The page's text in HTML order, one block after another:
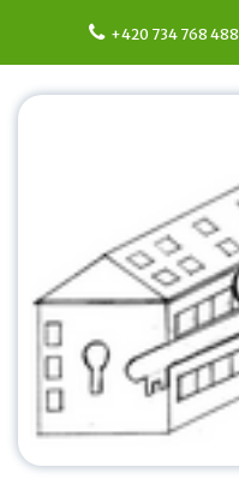
content
+420 734 768 488